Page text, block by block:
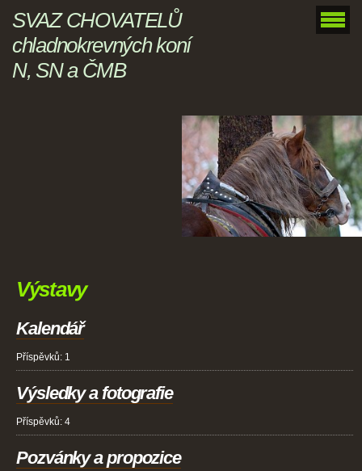
SVAZ CHOVATELŮ
chladnokrevných koní
N, SN a ČMB
Výstavy
Kalendář
Příspěvků: 1
Výsledky a fotografie
Příspěvků: 4
Pozvánky a propozice